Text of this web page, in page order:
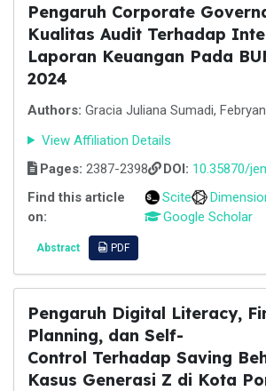
Pengaruh Corporate
Kualitas Audit Terhadap
Laporan Keuangan Pada
2024
Authors: Gracia Juliana Sumadi,
View Affiliation Details
Pages: 2387-2398 DOI: 10.35870/
Find this article
on:
Scite
Google Scholar
Abstract PDF
Pengaruh Digital Literacy,
Planning, dan Self-
Control Terhadap Saving
Kasus Generasi Z di Kota